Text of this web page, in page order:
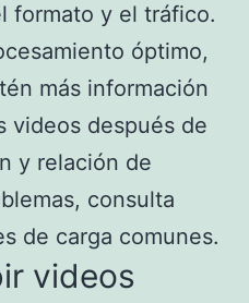
formato y el tráfico.
óptimo,
más información
videos después de
y relación de
consulta
de carga comunes.
videos